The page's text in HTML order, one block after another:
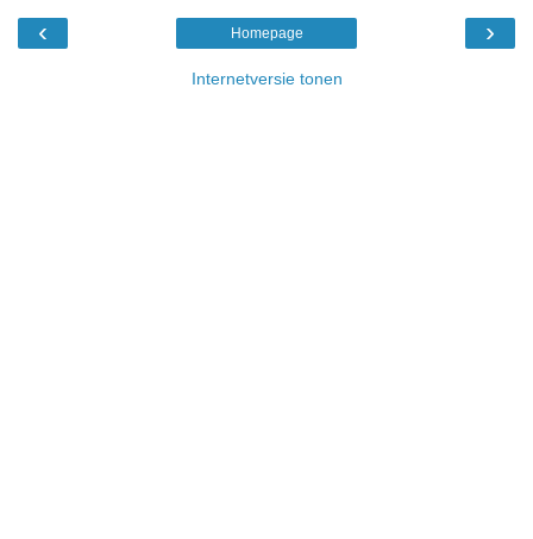
‹ ›
Homepage
Internetversie tonen